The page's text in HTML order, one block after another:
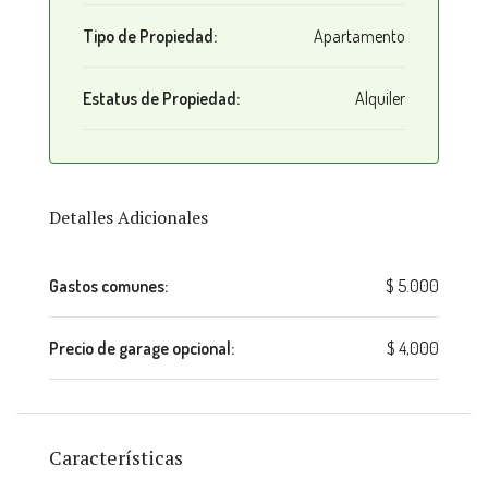
Tipo de Propiedad: Apartamento
Estatus de Propiedad: Alquiler
Detalles Adicionales
Gastos comunes: $ 5.000
Precio de garage opcional: $ 4,000
Características